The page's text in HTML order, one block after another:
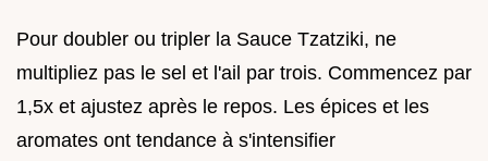
Pour doubler ou tripler la Sauce Tzatziki, ne
multipliez pas le sel et l'ail par trois. Commencez par
1,5x et ajustez après le repos. Les épices et les
aromates ont tendance à s'intensifier